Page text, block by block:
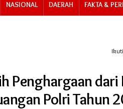
NASIONAL DAERAH FAKTA &
Penghargaan
Polri Tahun